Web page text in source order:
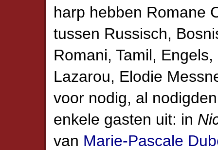
harp hebben Romane
tussen Russisch,
Romani, Tamil,
Lazarou, Elodie
voor nodig, al
enkele gasten uit: in
van Marie-Pascale